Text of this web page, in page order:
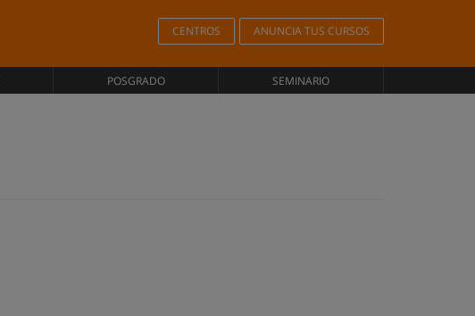
CENTROS ANUNCIA TUS CURSOS
POSGRADO SEMINARIO